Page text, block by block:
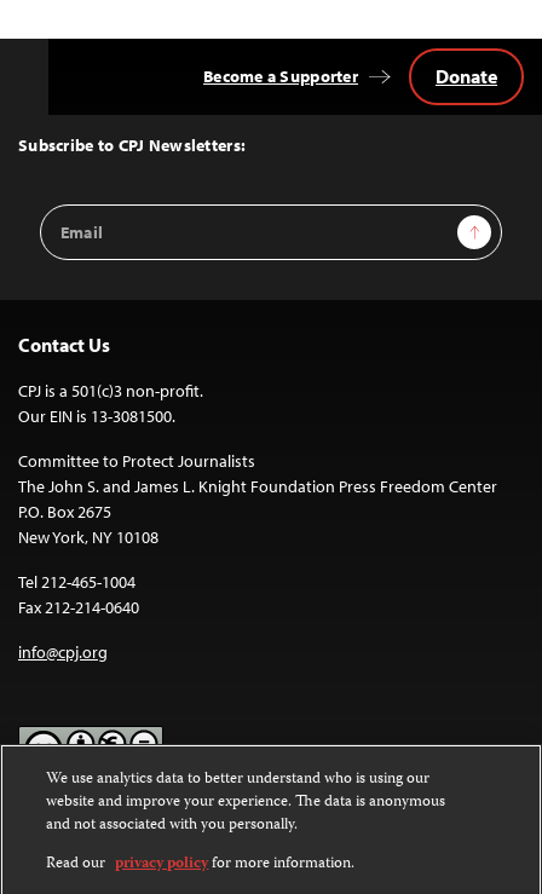
Top
Subscribe to CPJ Newsletters:
Email
Address
Sign Up
Become a Supporter Donate
Contact Us
CPJ is a 501(c)3 non-profit.
Our EIN is 13-3081500.
Committee to Protect Journalists
The John S. and James L. Knight Foundation Press Freedom Center
P.O. Box 2675
New York, NY 10108
Tel 212-465-1004
Fax 212-214-0640
info@cpj.org
Except where noted, text on this website is licensed under a
Commons Attribution-NonCommercial-NoDerivatives 4.0
International License.
We use analytics data to better understand who is using our
website and improve your experience. The data is anonymous
and not associated with you personally.
Read our privacy policyfor more information.